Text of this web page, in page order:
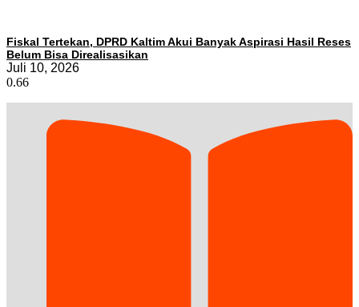
Fiskal Tertekan, DPRD Kaltim Akui Banyak Aspirasi Hasil Reses
Belum Bisa Direalisasikan
Juli 10, 2026